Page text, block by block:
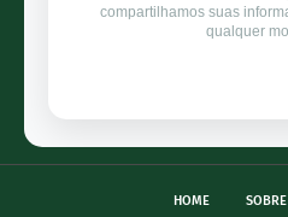
HOME SOBRE